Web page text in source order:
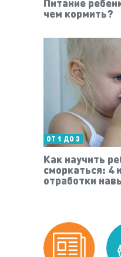
чем кормить?
ОТ 1 ДО 3
Как научить
сморкаться: 4
отработки